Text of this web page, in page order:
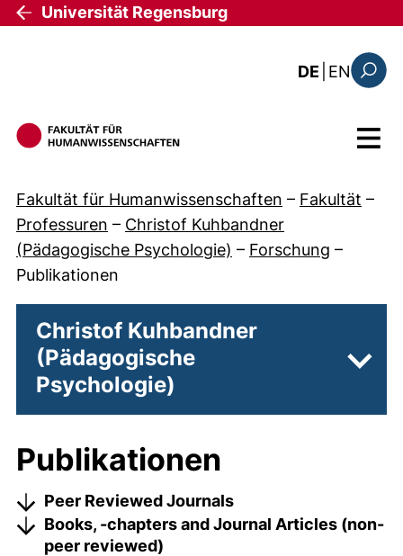
Direkt zum Inhalt
Universität Regensburg
DE EN: the
Menü
Fakultät für Humanwissenschaften – Fakultät –
Professuren – Christof Kuhbandner
(Pädagogische Psychologie) – Forschung –
Publikationen
Christof Kuhbandner
(Pädagogische
Psychologie)
Publikationen
Peer Reviewed Journals
Books, -chapters and Journal Articles (non-
peer reviewed)